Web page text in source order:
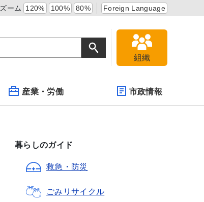
ズーム 120% 100% 80% Foreign Language
組織
産業・労働 市政情報
暮らしのガイド
救急・防災
ごみ リサイクル